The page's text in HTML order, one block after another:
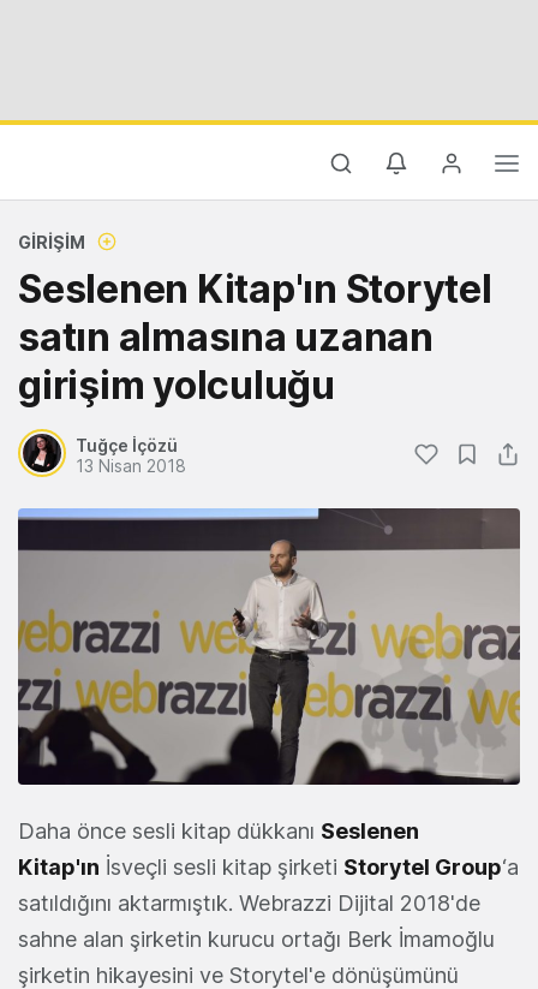
GIRIŞIM
Seslenen Kitap'ın Storytel
satın almasına uzanan
girişim yolculuğu
Tuğçe İçözü
13 Nisan 2018
Daha önce sesli kitap dükkanı Seslenen
Kitap'ın İsveçli sesli kitap şirketi Storytel Group‘a
satıldığını aktarmıştık. Webrazzi Dijital 2018'de
sahne alan şirketin kurucu ortağı Berk İmamoğlu
şirketin hikayesini ve Storytel'e dönüşümünü